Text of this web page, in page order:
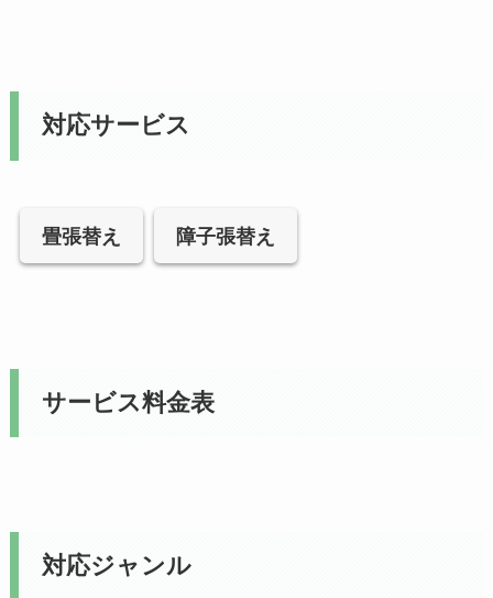
対応サービス
畳張替え 障子張替え
サービス料金表
対応ジャンル